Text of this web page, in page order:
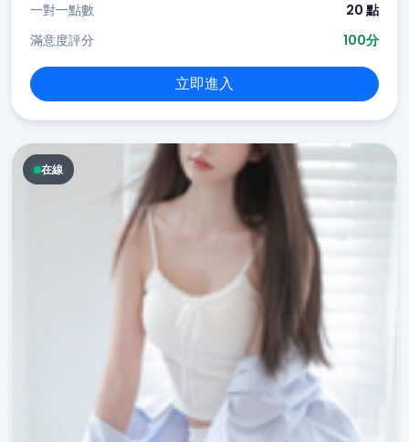
一對一點數
20 點
滿意度評分
100分
立即進入
在線